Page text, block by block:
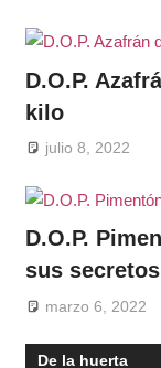
D.O.P.
kilo
julio 8, 2022
D.O.P.
sus secretos
marzo 6, 2022
De la huerta